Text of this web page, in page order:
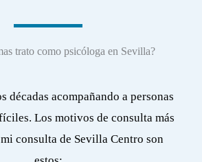
trato como psicóloga en Sevilla?
décadas acompañando a personas
Los motivos de consulta más
mi consulta de Sevilla Centro son